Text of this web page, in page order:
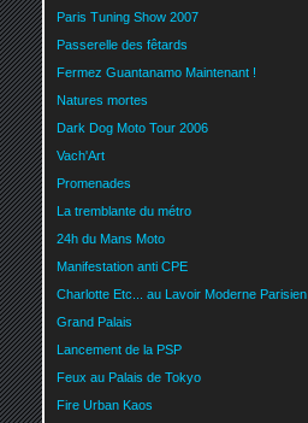
Paris Tuning Show 2007
Passerelle des fêtards
Fermez Guantanamo Maintenant !
Natures mortes
Dark Dog Moto Tour 2006
Vach'Art
Promenades
La tremblante du métro
24h du Mans Moto
Manifestation anti CPE
Charlotte Etc... au Lavoir Moderne Parisien
Grand Palais
Lancement de la PSP
Feux au Palais de Tokyo
Fire Urban Kaos